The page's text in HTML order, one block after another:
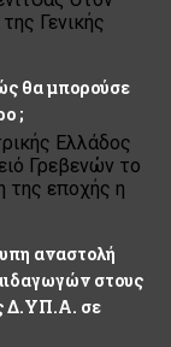
Γενικής
θα μπορούσε
;
Ελλάδος
Γρεβενών το
της εποχής η
αναστολή
στους
Δ.ΥΠ.Α. σε